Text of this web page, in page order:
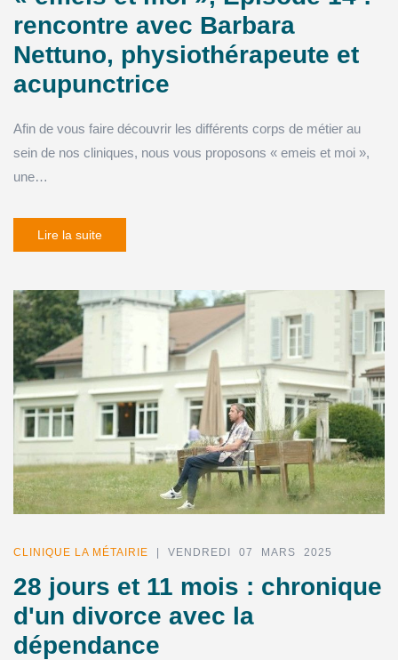
rencontre avec Barbara
Nettuno, physiothérapeute et
acupunctrice
Afin de vous faire découvrir les différents corps de métier au
sein de nos cliniques, nous vous proposons « emeis et moi »,
une…
Lire la suite
CLINIQUE LA MÉTAIRIE | VENDREDI 07 MARS 2025
28 jours et 11 mois : chronique
d'un divorce avec la
dépendance